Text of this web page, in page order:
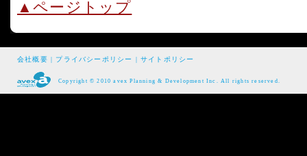
▲ページトップ
会社概要 | プライバシーポリシー |サイトポリシー
Copyright © 2010 avex Planning & Development Inc. All rights reserved.